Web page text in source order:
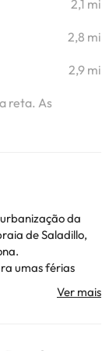
2,1 mi
2,8 mi
2,9 mi
reta. As
da
de Saladillo,
umas férias
de estar a poucos
zona oferece, tanto